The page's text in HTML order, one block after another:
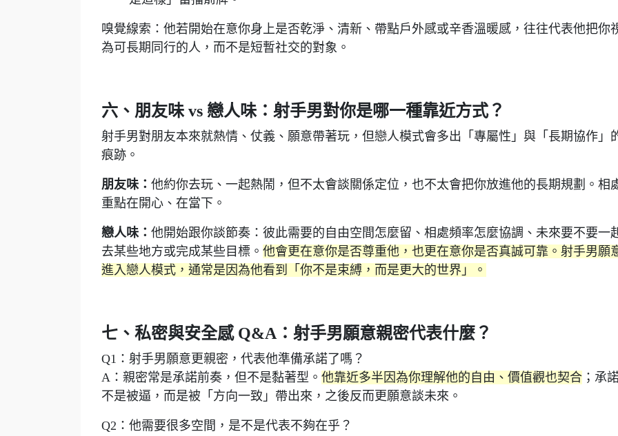
嗅覺線索：他若開始在意你身上是否乾淨、清新、帶點戶外感或辛香溫暖感，往往代表他把你
為可長期同行的人，而不是短暫社交的對象。
六、朋友味 vs 戀人味：射手男對你是哪一種靠近方式？
射手男對朋友本來就熱情、仗義、願意帶著玩，但戀人模式會多出「專屬性」與「長期協作」
痕跡。
朋友味： 他約你去玩、一起熱鬧，但不太會談關係定位，也不太會把你放進他的長期規劃。相
重點在開心、在當下。
戀人味： 他開始跟你談節奏：彼此需要的自由空間怎麼留、相處頻率怎麼協調、未來要不要一
去某些地方或完成某些目標。 他會更在意你是否尊重他，也更在意你是否真誠可靠。射手男願
進入戀人模式，通常是因為他看到「你不是束縛，而是更大的世界」。
七、私密與安全感 Q&A：射手男願意親密代表什麼？
Q1：射手男願意更親密，代表他準備承諾了嗎？
A：親密常是承諾前奏，但不是黏著型。 他靠近多半因為你理解他的自由、價值觀也契合 ；承
不是被逼，而是被「方向一致」帶出來，之後反而更願意談未來。
Q2：他需要很多空間，是不是代表不夠在乎？